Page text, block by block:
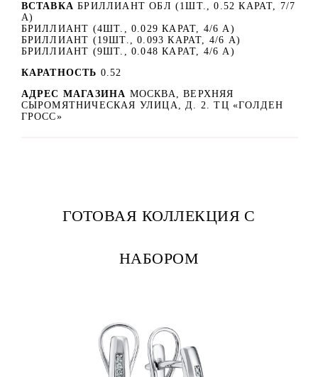
ВСТАВКА БРИЛЛИАНТ ОБЛ (1ШТ., 0.52 КАРАТ, 7/7
А)
БРИЛЛИАНТ (4ШТ., 0.029 КАРАТ, 4/6 А)
БРИЛЛИАНТ (19ШТ., 0.093 КАРАТ, 4/6 А)
БРИЛЛИАНТ (9ШТ., 0.048 КАРАТ, 4/6 А)
КАРАТНОСТЬ 0.52
АДРЕС МАГАЗИНА МОСКВА, ВЕРХНЯЯ
СЫРОМЯТНИЧЕСКАЯ УЛИЦА, Д. 2. ТЦ «ГОЛДЕН
ГРОСС»
ГОТОВАЯ КОЛЛЕКЦИЯ С
НАБОРОМ